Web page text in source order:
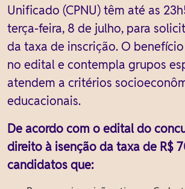
Unificado (CPNU) têm até as
terça-feira, 8 de julho, para
da taxa de inscrição. O
no edital e contempla grupos
atendem a critérios
educacionais.
De acordo com o edital do
direito à isenção da taxa de R$
candidatos que: